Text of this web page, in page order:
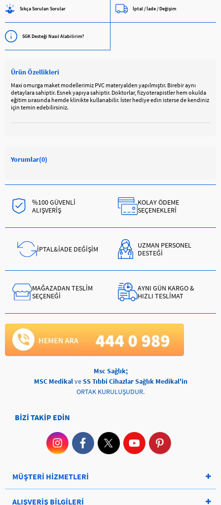
Sıkça Sorulan Sorular İptal / İade / Değişim
SGK Desteği Nasıl Alabilirim?
Ürün Özellikleri
Maxi omurga maket modellerimiz PVC materyalden yapılmıştır. Birebir aynı
detaylara sahiptir. Esnek yapıya sahiptir. Doktorlar, fizyoterapistler hem okulda
eğitim sırasında hemde klinikte kullanabilir. İster hediye edin isterse de kendiniz
için temin edebilirsiniz.
Yorumlar(0)
%100 GÜVENLİ
ALIŞVERİŞ
KOLAY ÖDEME
SEÇENEKLERİ
İPTAL&İADE DEĞİŞİM
UZMAN PERSONEL
DESTEĞİ
MAĞAZADAN TESLİM
SEÇENEĞİ
AYNI GÜN KARGO &
HIZLI TESLİMAT
Msc Sağlık;
MSC MedikalveSS Tıbbi Cihazlar Sağlık Medikal'in
ORTAK KURULUŞUDUR.
BİZİ TAKİP EDİN
MÜŞTERİ HİZMETLERİ
ALIŞVERİŞ BİLGİLERİ